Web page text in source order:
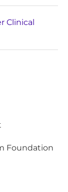
Clinical